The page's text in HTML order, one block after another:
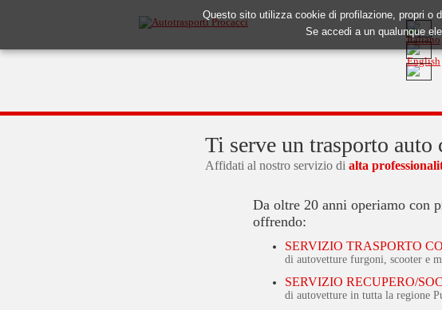
Ti serve un trasporto auto
Affidati al nostro servizio di alta
Da oltre 20 anni operiamo con
offrendo:
SERVIZIO TRASPORTO
di autovetture furgoni, scooter e
SERVIZIO RECUPERO/
di autovetture in tutta la regione
Questo sito utilizza cookie di profilazione, propri o
Se accedi a un qualunque